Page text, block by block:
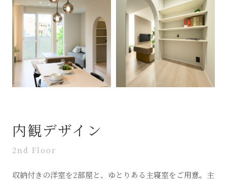
内観デザイン
2nd Floor
収納付きの洋室を2部屋と、ゆとりある主寝室をご用意。主